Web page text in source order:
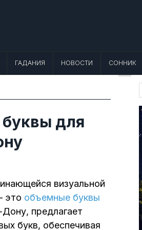
Приметы, Что
ГАДАНИЯ НОВОСТИ СОННИК
для
визуальной
это объемные буквы
предлагает
букв, обеспечивая